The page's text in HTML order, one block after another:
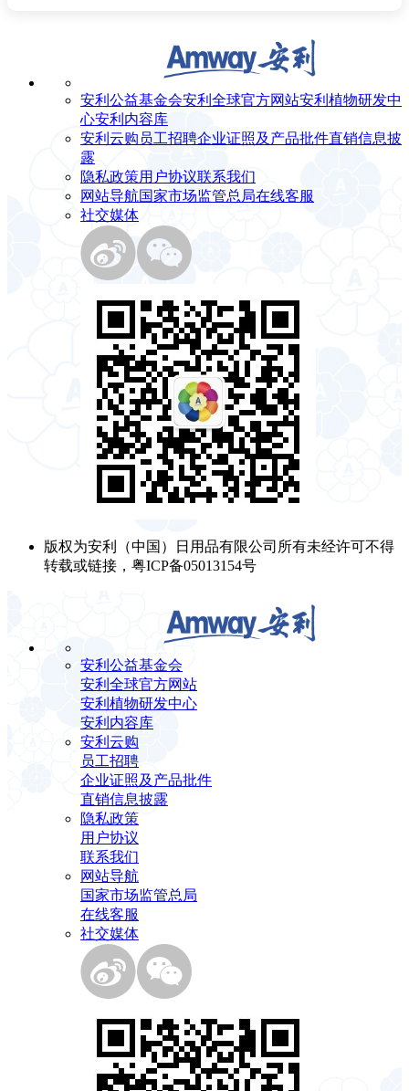
安利公益基金会安利全球官方网站安利植物研发中
心安利内容库
安利云购 员工招聘企业证照及产品批件直销信息披
露
隐私政策用户协议联系我们
网站导航国家市场监管总局在线客服
社交媒体
版权为安利（中国）日用品有限公司所有未经许可不得
转载或链接，粤ICP备05013154号
安利公益基金会
安利全球官方网站
安利植物研发中心
安利内容库
安利云购
员工招聘
企业证照及产品批件
直销信息披露
隐私政策
用户协议
联系我们
网站导航
国家市场监管总局
在线客服
社交媒体